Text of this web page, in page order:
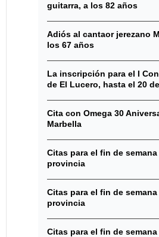
guitarra, a los 82 años
Adiós al cantaor jerezano
los 67 años
La inscripción para el I
de El Lucero, hasta el 20
Cita con Omega 30
Marbella
Citas para el fin de
provincia
Citas para el fin de
provincia
Citas para el fin de